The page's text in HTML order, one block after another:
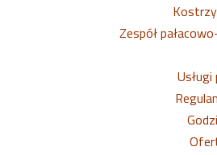
Zespół